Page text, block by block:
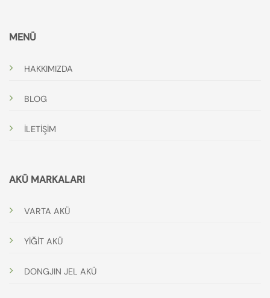
MENÜ
HAKKIMIZDA
BLOG
İLETİŞİM
AKÜ MARKALARI
VARTA AKÜ
YİĞİT AKÜ
DONGJIN JEL AKÜ